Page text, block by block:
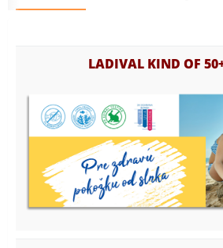
LADIVAL KIND OF